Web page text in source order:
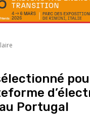
Portugal